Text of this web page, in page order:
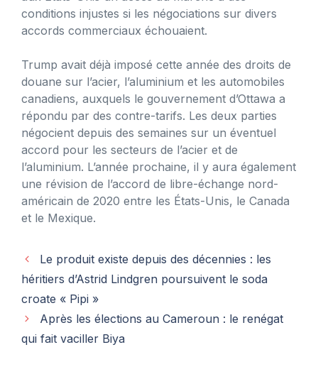
conditions injustes si les négociations sur divers
accords commerciaux échouaient.
Trump avait déjà imposé cette année des droits de
douane sur l’acier, l’aluminium et les automobiles
canadiens, auxquels le gouvernement d’Ottawa a
répondu par des contre-tarifs. Les deux parties
négocient depuis des semaines sur un éventuel
accord pour les secteurs de l’acier et de
l’aluminium. L’année prochaine, il y aura également
une révision de l’accord de libre-échange nord-
américain de 2020 entre les États-Unis, le Canada
et le Mexique.
Le produit existe depuis des décennies : les
héritiers d’Astrid Lindgren poursuivent le soda
croate « Pipi »
Après les élections au Cameroun : le renégat
qui fait vaciller Biya